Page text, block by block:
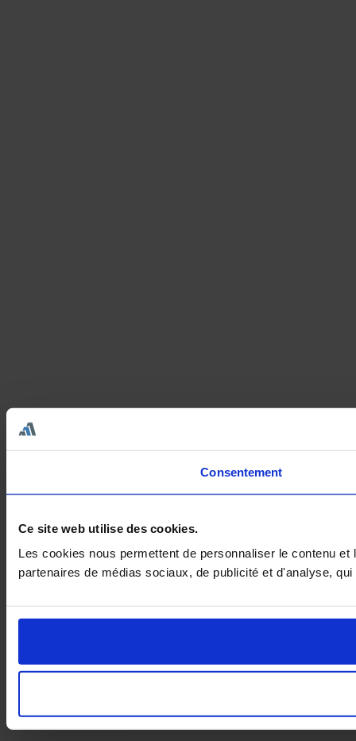
Consentement
Ce site web utilise des cookies.
Les cookies nous permettent de personnaliser le contenu
partenaires de médias sociaux, de publicité et d'analyse,